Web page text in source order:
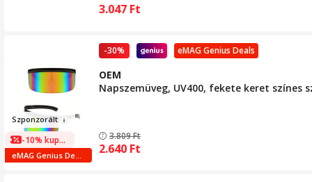
3.047 Ft
Szponzorált
-10% kuponnal
eMAG Genius Deals
eMAG Genius Deals
-30%
OEM
Napszemüveg, UV400, fekete keret színes
3.809Ft
2.640 Ft